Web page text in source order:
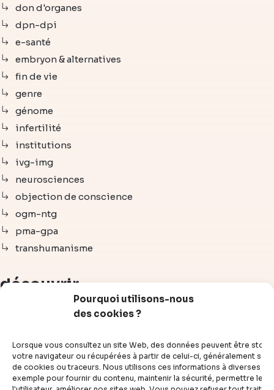
Pourquoi utilisons-nous
des cookies ?
Lorsque vous consultez un site Web, des données peuvent être
votre navigateur ou récupérées à partir de celui-ci, généralement
de cookies ou traceurs. Nous utilisons ces informations à diverses
exemple pour fournir du contenu, maintenir la sécurité, permettre le
don d'organes
dpn-dpi
e-santé
embryon & alternatives
fin de vie
genre
génome
infertilité
institutions
ivg-img
neurosciences
objection de conscience
ogm-ntg
pma-gpa
transhumanisme
découvrir
dossiers
experts
compléments